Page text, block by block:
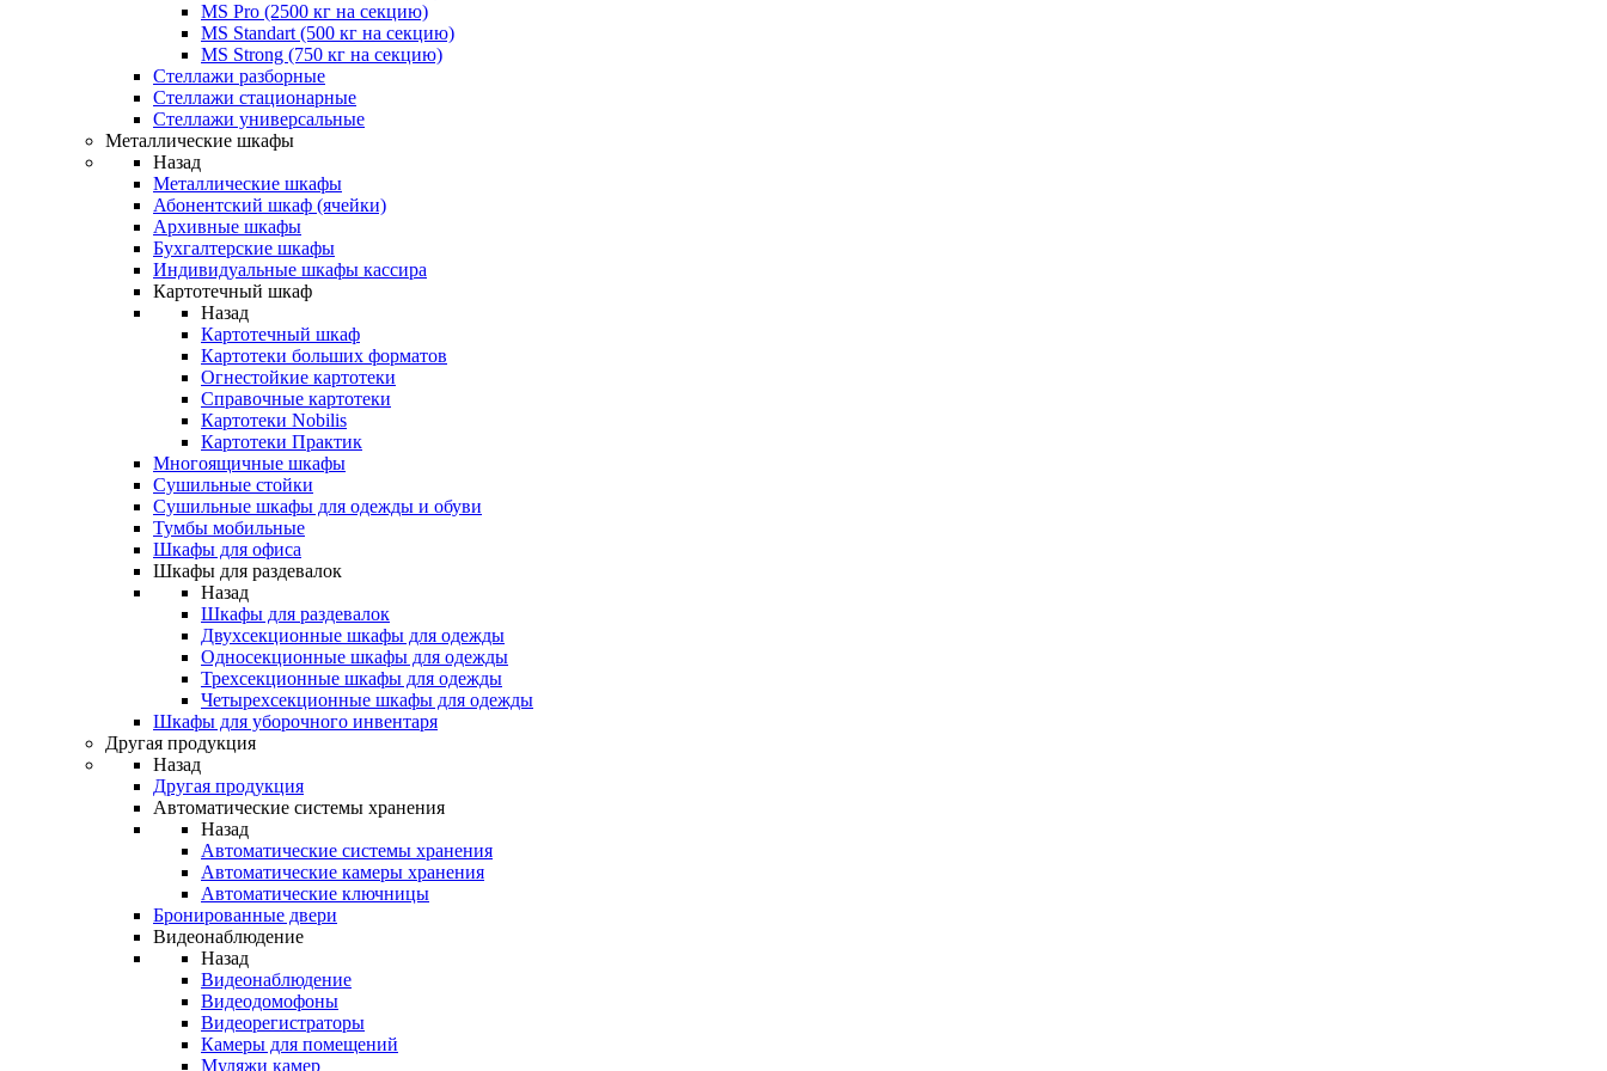
MS Pro (2500 кг на секцию)
MS Standart (500 кг на секцию)
MS Strong (750 кг на секцию)
Стеллажи разборные
Стеллажи стационарные
Стеллажи универсальные
Металлические шкафы
Назад
Металлические шкафы
Абонентский шкаф (ячейки)
Архивные шкафы
Бухгалтерские шкафы
Индивидуальные шкафы кассира
Картотечный шкаф
Назад
Картотечный шкаф
Картотеки больших форматов
Огнестойкие картотеки
Справочные картотеки
Картотеки Nobilis
Картотеки Практик
Многоящичные шкафы
Сушильные стойки
Сушильные шкафы для одежды и обуви
Тумбы мобильные
Шкафы для офиса
Шкафы для раздевалок
Назад
Шкафы для раздевалок
Двухсекционные шкафы для одежды
Односекционные шкафы для одежды
Трехсекционные шкафы для одежды
Четырехсекционные шкафы для одежды
Шкафы для уборочного инвентаря
Другая продукция
Назад
Другая продукция
Автоматические системы хранения
Назад
Автоматические системы хранения
Автоматические камеры хранения
Автоматические ключницы
Бронированные двери
Видеонаблюдение
Назад
Видеонаблюдение
Видеодомофоны
Видеорегистраторы
Камеры для помещений
Муляжи камер